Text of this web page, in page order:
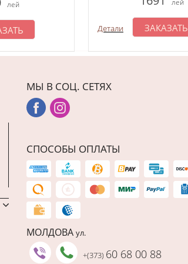
лей лей
Детали ЗАКАЗАТЬ
МЫ В СОЦ. СЕТЯХ
СПОСОБЫ ОПЛАТЫ
МОЛДОВА ул.
+(373) 60 68 00 88